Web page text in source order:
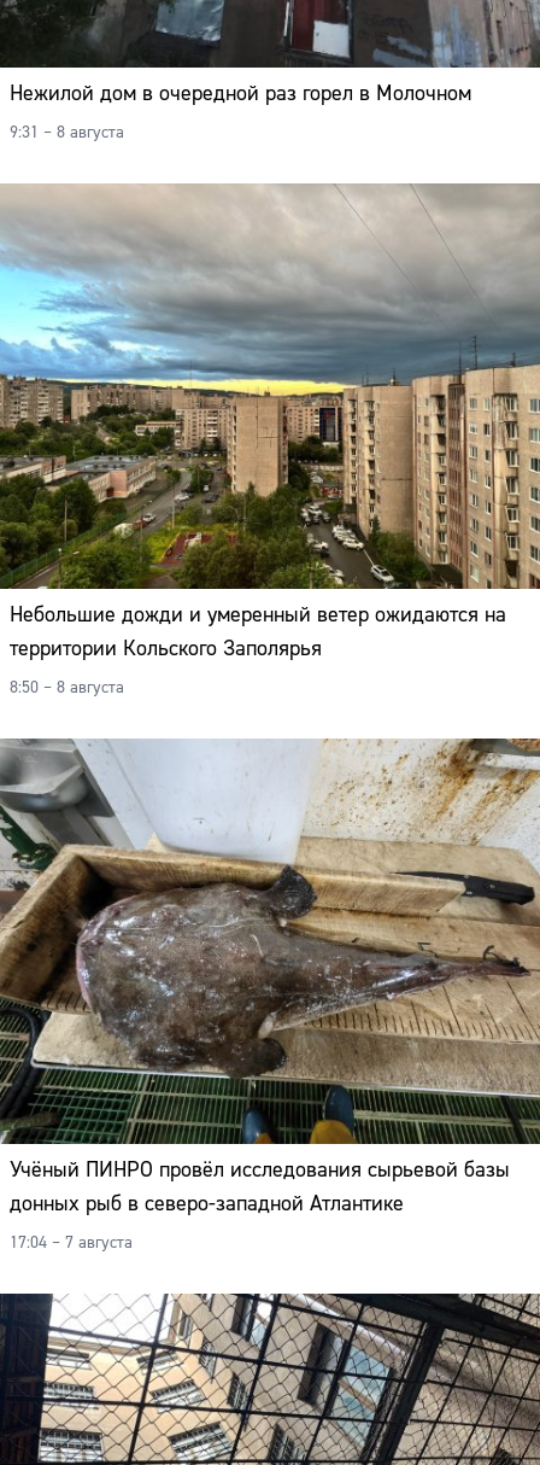
Нежилой дом в очередной раз горел в Молочном
9:31 – 8 августа
Небольшие дожди и умеренный ветер ожидаются на
территории Кольского Заполярья
8:50 – 8 августа
Учёный ПИНРО провёл исследования сырьевой базы
донных рыб в северо-западной Атлантике
17:04 – 7 августа